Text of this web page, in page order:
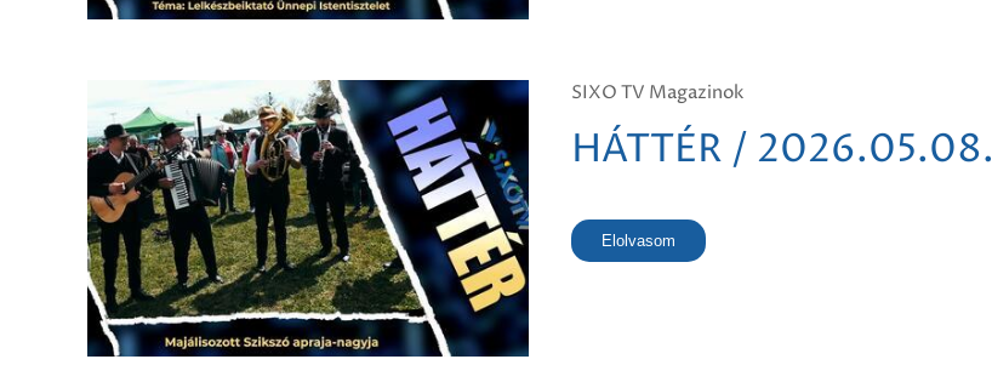
SIXO TV Magazinok
HÁTTÉR / 2026.05.08.
Elolvasom